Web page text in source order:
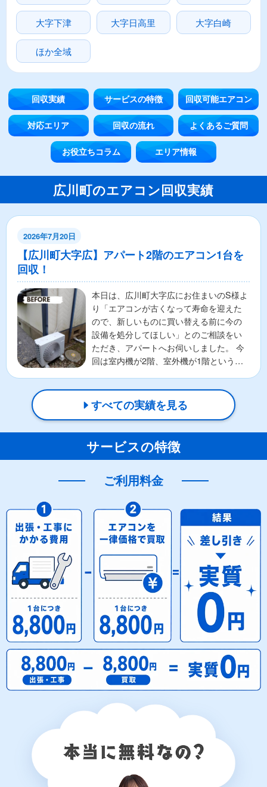
大字下津 大字日高里 大字白崎
ほか全域
回収実績 サービスの特徴 回収可能エアコン
対応エリア 回収の流れ よくあるご質問
お役立ちコラム エリア情報
広川町のエアコン回収実績
2026年7月20日
【広川町大字広】アパート2階のエアコン1台を
回収！
本日は、広川町大字広にお住まいのS様よ
り「エアコンが古くなって寿命を迎えた
ので、新しいものに買い替える前に今の
設備を処分してほしい」とのご相談をい
ただき、アパートへお伺いしました。 今
回は室内機が2階、室外機が1階という長
すべての実績を見る
サービスの特徴
ご利用料金